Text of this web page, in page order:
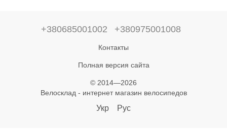
+380685001002 +380975001008
Контакты
Полная версия сайта
© 2014—2026
Велосклад - интернет магазин велосипедов
Укр Рус